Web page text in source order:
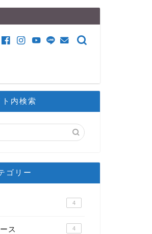
ト内検索
ゴリー
4
ス 4